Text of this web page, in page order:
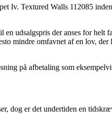
Iv. Textured Walls 112085
udsalgspris der anses for helt
mindre omfavnet af en lov,
på afbetaling som
dog er det undertiden en